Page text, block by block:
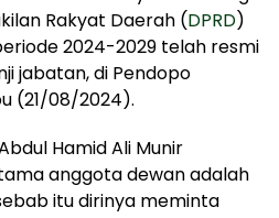
Rakyat Daerah (DPRD)
2024-2029 telah resmi
jabatan, di Pendopo
(21/08/2024).
Hamid Ali Munir
anggota dewan adalah
itu dirinya meminta